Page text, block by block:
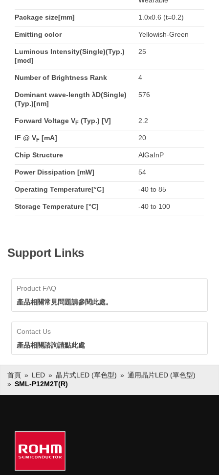
Package size[mm] 1.0x0.6 (t=0.2)
Emitting color Yellowish-Green
Luminous Intensity(Single)(Typ.)
[mcd]
25
Number of Brightness Rank 4
Dominant wave-length λD(Single)
(Typ.)[nm]
576
Forward Voltage VF (Typ.) [V] 2.2
IF @ VF [mA] 20
Chip Structure AlGaInP
Power Dissipation [mW] 54
Operating Temperature[°C] -40 to 85
Storage Temperature [°C] -40 to 100
Support Links
Product FAQ
產品相關常見問題請參閱此處。
Contact Us
產品相關諮詢請點此處
首頁 LED 晶片式LED (單色型)
通用晶片LED (單色型)
SML-P12M2T(R)